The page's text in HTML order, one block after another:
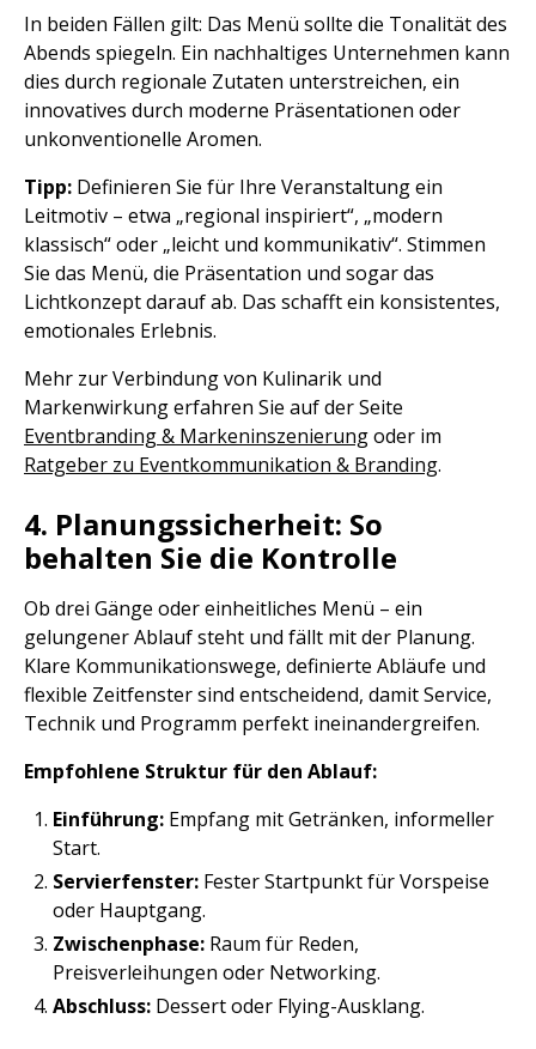
In beiden Fällen gilt: Das Menü sollte die Tonalität des
Abends spiegeln. Ein nachhaltiges Unternehmen kann
dies durch regionale Zutaten unterstreichen, ein
innovatives durch moderne Präsentationen oder
unkonventionelle Aromen.
Tipp: Definieren Sie für Ihre Veranstaltung ein
Leitmotiv – etwa „regional inspiriert“, „modern
klassisch“ oder „leicht und kommunikativ“. Stimmen
Sie das Menü, die Präsentation und sogar das
Lichtkonzept darauf ab. Das schafft ein konsistentes,
emotionales Erlebnis.
Mehr zur Verbindung von Kulinarik und
Markenwirkung erfahren Sie auf der Seite
Eventbranding & Markeninszenierungoder im
Ratgeber zu Eventkommunikation & Branding.
4. Planungssicherheit: So
behalten Sie die Kontrolle
Ob drei Gänge oder einheitliches Menü – ein
gelungener Ablauf steht und fällt mit der Planung.
Klare Kommunikationswege, definierte Abläufe und
flexible Zeitfenster sind entscheidend, damit Service,
Technik und Programm perfekt ineinandergreifen.
Empfohlene Struktur für den Ablauf:
Einführung: Empfang mit Getränken, informeller
Start.
Servierfenster: Fester Startpunkt für Vorspeise
oder Hauptgang.
Zwischenphase: Raum für Reden,
Preisverleihungen oder Networking.
Abschluss: Dessert oder Flying-Ausklang.